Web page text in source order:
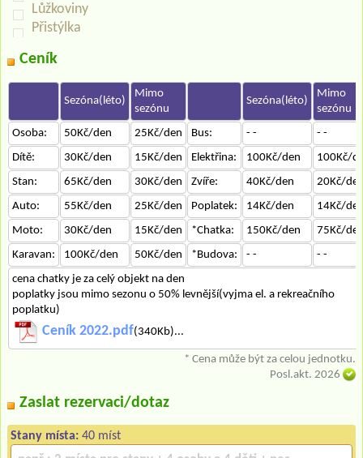
Lůžkoviny
Přistýlka
Ceník
Sezóna(léto)
Mimo
sezónu
Sezóna(léto)
Mimo
sezónu
Osoba:
50Kč/den 25Kč/den Bus: - -
- -
Dítě:
30Kč/den 15Kč/den Elektřina: 100Kč/den
100Kč/
Stan:
65Kč/den 30Kč/den Zvíře: 40Kč/den
20Kč/
Auto:
55Kč/den 25Kč/den Poplatek: 14Kč/den
14Kč/
Moto:
30Kč/den 15Kč/den *Chatka: 150Kč/den
75Kč/
Karavan:
100Kč/den 50Kč/den *Budova: - -
- -
cena chatky je za celý objekt na den
poplatky jsou mimo sezonu o 50% levnější(vyjma el. a rekreačního
poplatku)
Ceník 2022.pdf(340Kb)...
* Cena může být za celou jednotku.
Posl.akt. 2026
Zaslat rezervaci/dotaz
Stany místa: 40 míst